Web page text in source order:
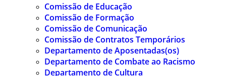
Comissão de Educação
Comissão de Formação
Comissão de Comunicação
Comissão de Contratos Temporários
Departamento de Aposentadas(os)
Departamento de Combate ao Racismo
Departamento de Cultura